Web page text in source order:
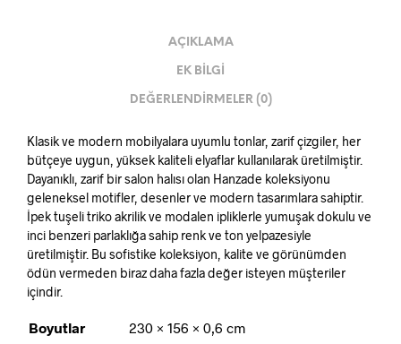
AÇIKLAMA
EK BILGI
DEĞERLENDIRMELER (0)
Klasik ve modern mobilyalara uyumlu tonlar, zarif çizgiler, her
bütçeye uygun, yüksek kaliteli elyaflar kullanılarak üretilmiştir.
Dayanıklı, zarif bir salon halısı olan Hanzade koleksiyonu
geleneksel motifler, desenler ve modern tasarımlara sahiptir.
İpek tuşeli triko akrilik ve modalen ipliklerle yumuşak dokulu ve
inci benzeri parlaklığa sahip renk ve ton yelpazesiyle
üretilmiştir. Bu sofistike koleksiyon, kalite ve görünümden
ödün vermeden biraz daha fazla değer isteyen müşteriler
içindir.
Boyutlar 230 × 156 × 0,6 cm